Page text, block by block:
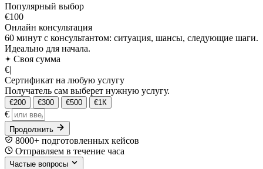
Популярный выбор
€100
Онлайн консультация
60 минут с консультантом: ситуация, шансы, следующие шаги.
Идеально для начала.
Своя сумма
€|
Сертификат на любую услугу
Получатель сам выберет нужную услугу.
€200 €300 €500 €1К
€
Продолжить
8000+ подготовленных кейсов
Отправляем в течение часа
Частые вопросы